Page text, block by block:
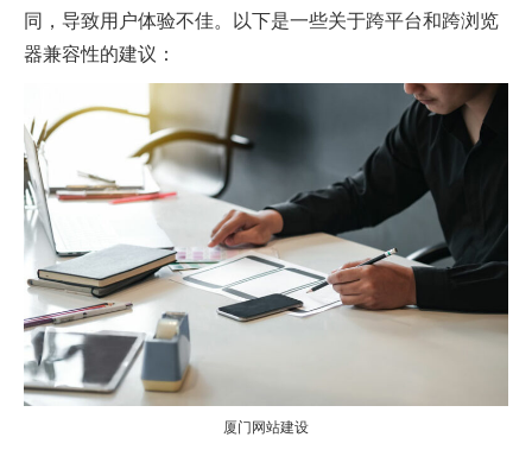
同，导致用户体验不佳。以下是一些关于跨平台和跨浏览
器兼容性的建议：
厦门网站建设